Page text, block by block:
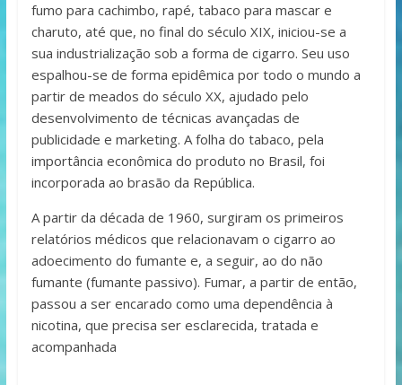
fumo para cachimbo, rapé, tabaco para mascar e
charuto, até que, no final do século XIX, iniciou-se a
sua industrialização sob a forma de cigarro. Seu uso
espalhou-se de forma epidêmica por todo o mundo a
partir de meados do século XX, ajudado pelo
desenvolvimento de técnicas avançadas de
publicidade e marketing. A folha do tabaco, pela
importância econômica do produto no Brasil, foi
incorporada ao brasão da República.
A partir da década de 1960, surgiram os primeiros
relatórios médicos que relacionavam o cigarro ao
adoecimento do fumante e, a seguir, ao do não
fumante (fumante passivo). Fumar, a partir de então,
passou a ser encarado como uma dependência à
nicotina, que precisa ser esclarecida, tratada e
acompanhada